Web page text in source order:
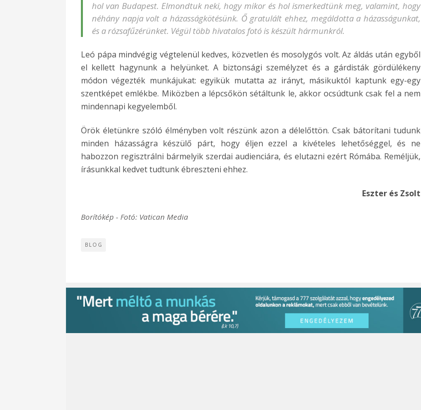
hol van Budapest. Elmondtuk neki, hogy mikor és hol ismerkedtünk meg, valamint, hogy
néhány napja volt a házasságkötésünk. Ő gratulált ehhez, megáldotta a házasságunkat,
és a rózsafűzérünket. Végül több hivatalos fotó is készült hármunkról.
Leó pápa mindvégig végtelenül kedves, közvetlen és mosolygós volt. Az áldás után egyből
el kellett hagynunk a helyünket. A biztonsági személyzet és a gárdisták gördülékeny
módon végezték munkájukat: egyikük mutatta az irányt, másikuktól kaptunk egy-egy
szentképet emlékbe. Miközben a lépcsőkön sétáltunk le, akkor ocsúdtunk csak fel a nem
mindennapi kegyelemből.
Örök életünkre szóló élményben volt részünk azon a délelőttön. Csak bátorítani tudunk
minden házasságra készülő párt, hogy éljen ezzel a kivételes lehetőséggel, és ne
habozzon regisztrálni bármelyik szerdai audienciára, és elutazni ezért Rómába. Reméljük,
írásunkkal kedvet tudtunk ébreszteni ehhez.
Eszter és Zsolt
Borítókép - Fotó: Vatican Media
BLOG